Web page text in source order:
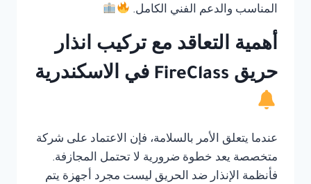
المناسب والدعم الفني الكامل.
أهمية التعاقد مع تركيب انذار
حريق FireClass في الاسكندرية
عندما يتعلق الأمر بالسلامة، فإن الاعتماد على شركة
متخصصة يعد خطوة ضرورية لا تحتمل المجازفة.
فأنظمة الإنذار ضد الحريق ليست مجرد أجهزة يتم